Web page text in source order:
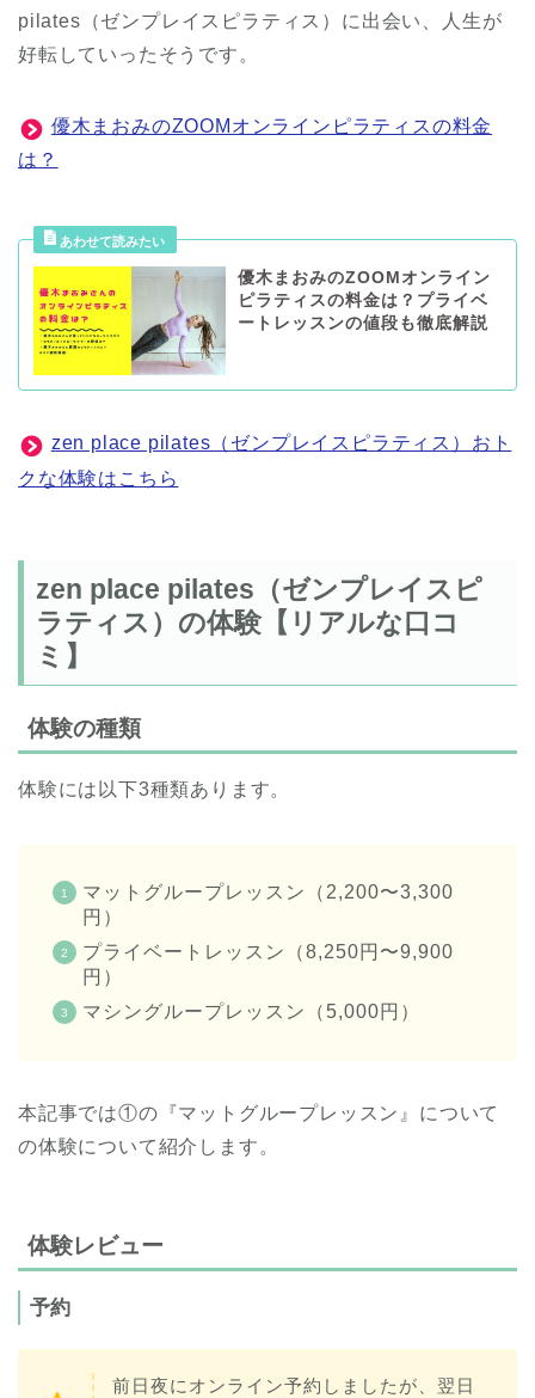
pilates（ゼンプレイスピラティス）に出会い、人生が
好転していったそうです。
優木まおみのZOOMオンラインピラティスの料金
は？
優木まおみのZOOMオンライン
ピラティスの料金は？プライベ
ートレッスンの値段も徹底解説
zen place pilates（ゼンプレイスピラティス）おト
クな体験はこちら
zen place pilates（ゼンプレイスピ
ラティス）の体験【リアルな口コ
ミ】
体験の種類
体験には以下3種類あります。
マットグループレッスン（2,200〜3,300
円）
プライベートレッスン（8,250円〜9,900
円）
マシングループレッスン（5,000円）
本記事では①の『マットグループレッスン』について
の体験について紹介します。
体験レビュー
予約
前日夜にオンライン予約しましたが、翌日